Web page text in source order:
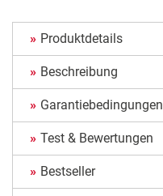
Produktdetails
Beschreibung
Garantiebedingungen
Test & Bewertungen
Bestseller